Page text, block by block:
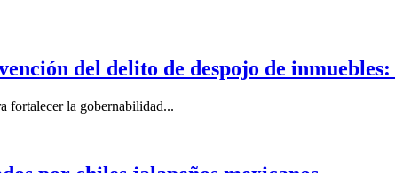
del delito de despojo de
fortalecer la gobernabilidad...